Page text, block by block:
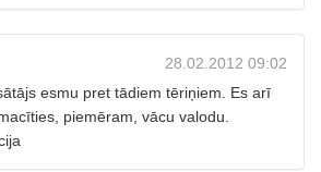
28.02.2012 09:02
esmu pret tādiem tēriņiem. Es arī
piemēram, vācu valodu.